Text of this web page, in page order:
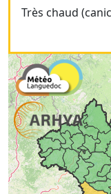
Très chaud